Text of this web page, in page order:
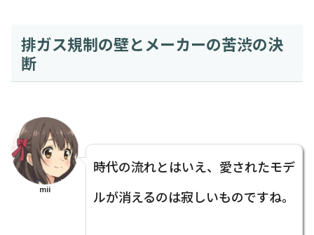
排ガス規制の壁とメーカーの苦渋の決
断
mii
時代の流れとはいえ、愛されたモデ
ルが消えるのは寂しいものですね。